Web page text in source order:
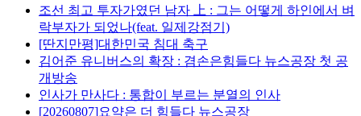
조선 최고 투자가였던 남자 上 : 그는 어떻게 하인에서 벼
락부자가 되었나(feat. 일제강점기)
[딴지만평]대한민국 침대 축구
김어준 유니버스의 확장 : 겸손은힘들다 뉴스공장 첫 공
개방송
인사가 만사다 : 통합이 부르는 분열의 인사
[20260807]요약은 더 힘들다 뉴스공장